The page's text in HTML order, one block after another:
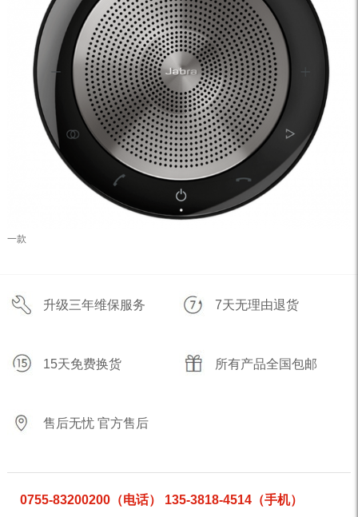
一款
升级三年维保服务 7天无理由退货
15天免费换货 所有产品全国包邮
售后无忧 官方售后
0755-83200200（电话） 135-3818-4514（手机）